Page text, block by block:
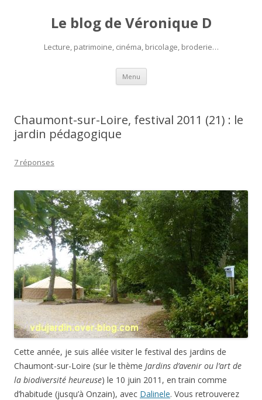
Le blog de Véronique D
Lecture, patrimoine, cinéma, bricolage, broderie…
Menu Aller
contenu
Chaumont-sur-Loire, festival 2011 (21) : le
jardin pédagogique
7 réponses
Cette année, je suis allée visiter le festival des jardins de
Chaumont-sur-Loire (sur le thème Jardins d’avenir ou l’art de
la biodiversité heureuse) le 10 juin 2011, en train comme
d’habitude (jusqu’à Onzain), avec Dalinele. Vous retrouverez